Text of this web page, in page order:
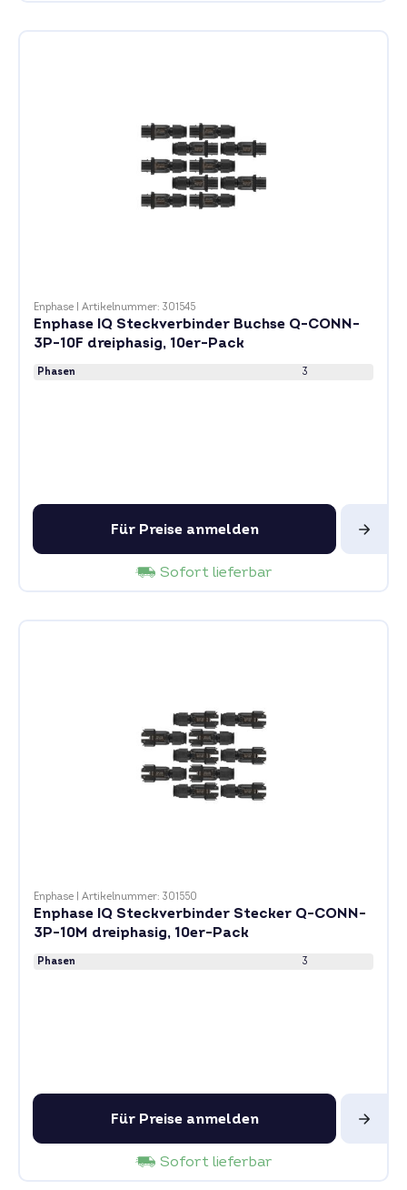
Enphase Artikelnummer: 301545
Enphase IQ Steckverbinder Buchse Q-CONN-
3P-10F dreiphasig, 10er-Pack
Phasen 3
Für Preise anmelden
Sofort lieferbar
Enphase Artikelnummer: 301550
Enphase IQ Steckverbinder Stecker Q-CONN-
3P-10M dreiphasig, 10er-Pack
Phasen 3
Für Preise anmelden
Sofort lieferbar